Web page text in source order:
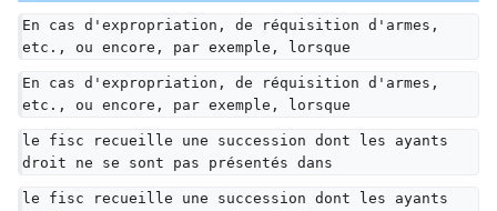
En cas d'expropriation, de réquisition d'armes,
etc., ou encore, par exemple, lorsque
En cas d'expropriation, de réquisition d'armes,
etc., ou encore, par exemple, lorsque
le fisc recueille une succession dont les ayants
droit ne se sont pas présentés dans
le fisc recueille une succession dont les ayants